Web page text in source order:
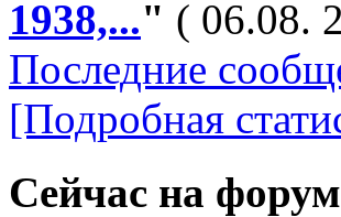
1938,..." ( 06.08.
Последние
[Подробная
Сейчас на